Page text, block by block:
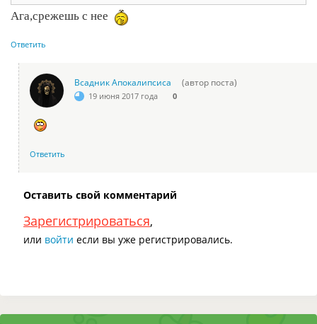
Ага,срежешь с нее
Ответить
Всадник Апокалипсиса (автор поста)
19 июня 2017 года 0
Ответить
Оставить свой комментарий
Зарегистрироваться,
или войти если вы уже регистрировались.